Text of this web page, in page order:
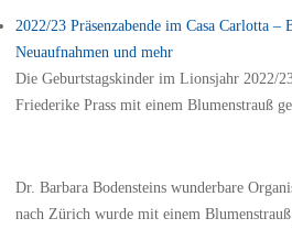
2022/23 Präsenzabende im Casa Carlotta –
Neuaufnahmen und mehr
Die Geburtstagskinder im Lionsjahr 2022/
Friederike Prass mit einem Blumenstrauß
Dr. Barbara Bodensteins wunderbare
nach Zürich wurde mit einem